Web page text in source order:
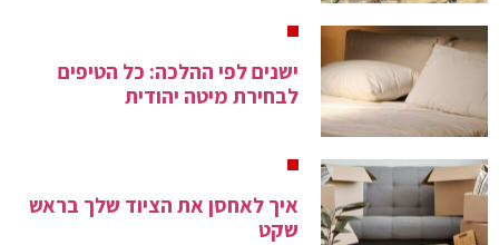
ישנים לפי ההלכה: כל הטיפים
לבחירת מיטה יהודית
איך לאחסן את הציוד שלך בראש
שקט